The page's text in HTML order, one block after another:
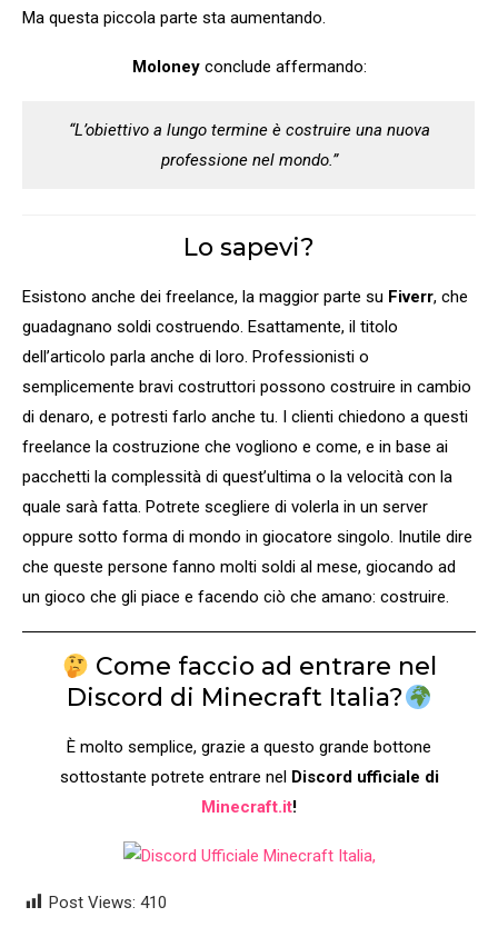
Ma questa piccola parte sta aumentando.
Moloneyconclude affermando:
“L’obiettivo a lungo termine è costruire una nuova
professione nel mondo.”
Lo sapevi?
Esistono anche dei freelance, la maggior parte su Fiverr, che
guadagnano soldi costruendo. Esattamente, il titolo
dell’articolo parla anche di loro. Professionisti o
semplicemente bravi costruttori possono costruire in cambio
di denaro, e potresti farlo anche tu. I clienti chiedono a questi
freelance la costruzione che vogliono e come, e in base ai
pacchetti la complessità di quest’ultima o la velocità con la
quale sarà fatta. Potrete scegliere di volerla in un server
oppure sotto forma di mondo in giocatore singolo. Inutile dire
che queste persone fanno molti soldi al mese, giocando ad
un gioco che gli piace e facendo ciò che amano: costruire.
Come faccio ad entrare nel
Discord di Minecraft Italia?
È molto semplice, grazie a questo grande bottone
sottostante potrete entrare nel
Discord ufficiale di
Minecraft.it!
Post Views: 410